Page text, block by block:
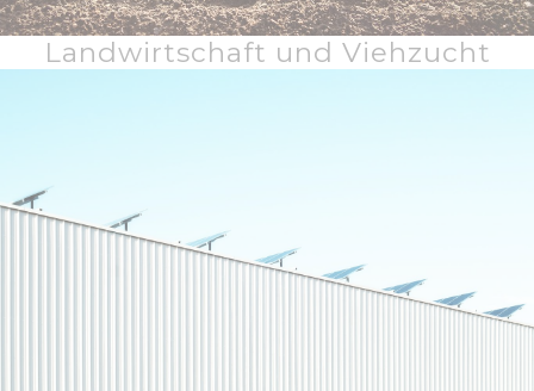
Landwirtschaft und Viehzucht